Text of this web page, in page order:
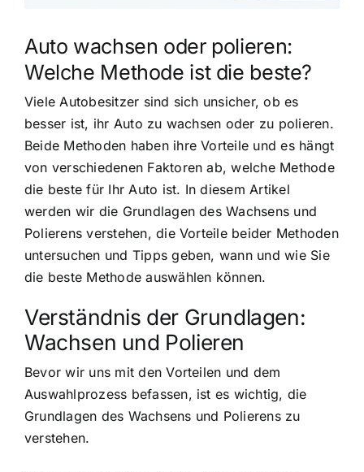
Auto wachsen oder polieren:
Welche Methode ist die beste?
Viele Autobesitzer sind sich unsicher, ob es
besser ist, ihr Auto zu wachsen oder zu polieren.
Beide Methoden haben ihre Vorteile und es hängt
von verschiedenen Faktoren ab, welche Methode
die beste für Ihr Auto ist. In diesem Artikel
werden wir die Grundlagen des Wachsens und
Polierens verstehen, die Vorteile beider Methoden
untersuchen und Tipps geben, wann und wie Sie
die beste Methode auswählen können.
Verständnis der Grundlagen:
Wachsen und Polieren
Bevor wir uns mit den Vorteilen und dem
Auswahlprozess befassen, ist es wichtig, die
Grundlagen des Wachsens und Polierens zu
verstehen.